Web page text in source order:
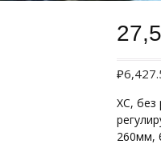
₽
XC,
260мм,